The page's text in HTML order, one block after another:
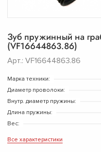
Зуб пружинный на
(VF16644863.86)
Арт.: VF16644863.86
Марка техники:
Диаметр проволоки:
Внутр. диаметр пружины:
Длина пружины:
Вес:
Все характеристики